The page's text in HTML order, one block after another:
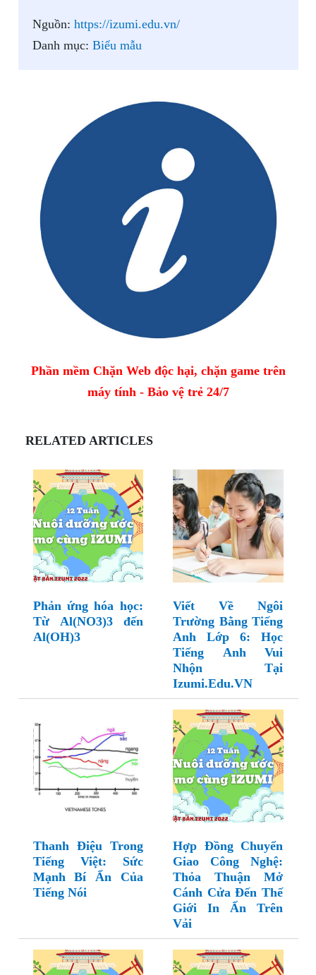
Nguồn: https://izumi.edu.vn/
Danh mục: Biểu mẫu
Phần mềm Chặn Web độc hại, chặn game trên
máy tính - Bảo vệ trẻ 24/7
RELATED ARTICLES
Phản ứng hóa học:
Từ Al(NO3)3 đến
Al(OH)3
Viết Về Ngôi
Trường Bằng Tiếng
Anh Lớp 6: Học
Tiếng Anh Vui
Nhộn Tại
Izumi.Edu.VN
Thanh Điệu Trong
Tiếng Việt: Sức
Mạnh Bí Ẩn Của
Tiếng Nói
Hợp Đồng Chuyển
Giao Công Nghệ:
Thỏa Thuận Mở
Cánh Cửa Đến Thế
Giới In Ấn Trên
Vải